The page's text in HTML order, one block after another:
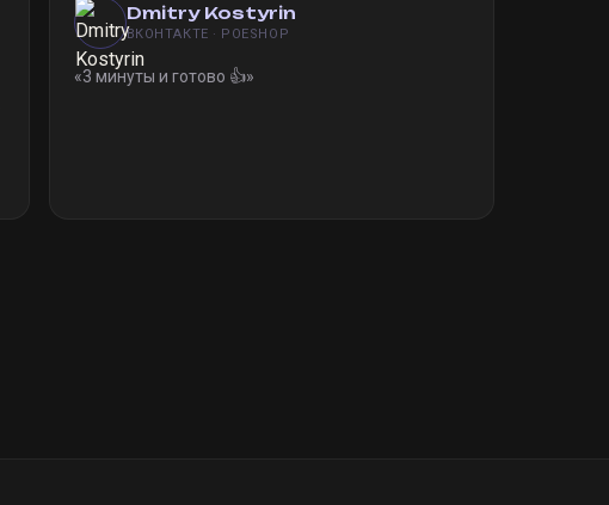
Dmitry Kostyrin
ВКОНТАКТЕ · POESHOP
«3 минуты и готово 👍»